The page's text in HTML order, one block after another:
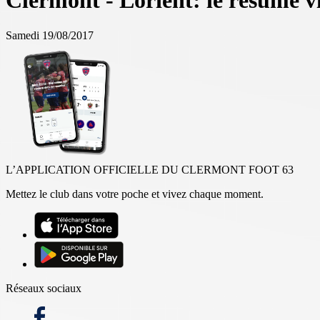
Samedi 19/08/2017
L’APPLICATION OFFICIELLE DU CLERMONT FOOT 63
Mettez le club dans votre poche et vivez chaque moment.
Réseaux sociaux